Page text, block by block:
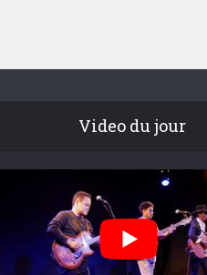
Video du jour